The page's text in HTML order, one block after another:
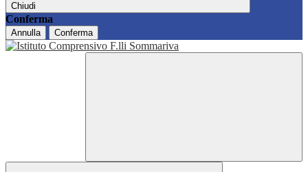
Chiudi
Conferma
Annulla Conferma